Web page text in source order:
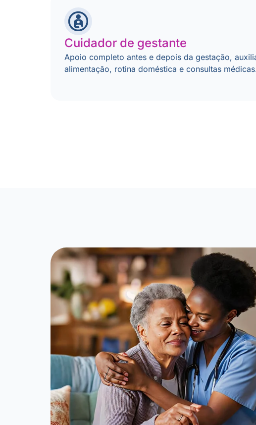
Cuidador de gestante
Apoio completo antes e depois da gestação,
alimentação, rotina doméstica e consultas